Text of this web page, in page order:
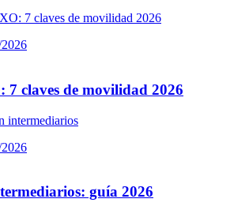
claves de movilidad 2026
guía 2026